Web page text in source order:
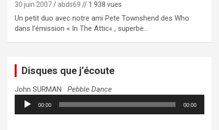
30 juin 2007 abds69 // 1 938 vues
Un petit duo avec notre ami Pete Townshend des Who
dans l’émission « In The Attic« , superbe…
Disques que j’écoute
John SURMAN Pebble Dance
Lecteur
audio
00:00 00:00